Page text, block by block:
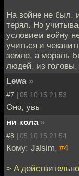
На войне не был,
терял. Но
условием войну
учиться и
земле, а мораль
людей, из головы,
Lewa »
#7 | 05.10.15 21:53
Оно, увы
ни-кола »
#8 | 05.10.15 21:54
Кому: Jalsim, #4
> А